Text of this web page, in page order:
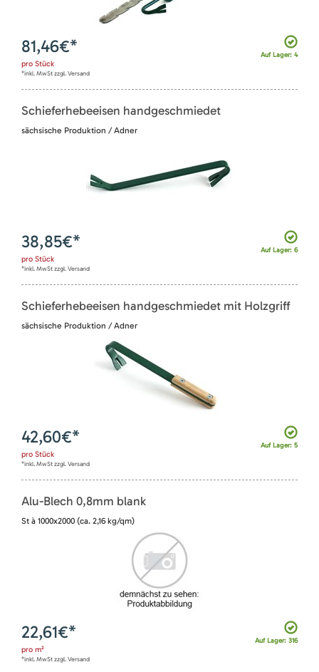
Auf Lager: 4
81,46€*
pro Stück
*inkl. MwSt zzgl. Versand
Schieferhebeeisen handgeschmiedet
sächsische Produktion / Adner
Auf Lager: 6
38,85€*
pro Stück
*inkl. MwSt zzgl. Versand
Schieferhebeeisen handgeschmiedet mit Holzgriff
sächsische Produktion / Adner
Auf Lager: 5
42,60€*
pro Stück
*inkl. MwSt zzgl. Versand
Alu-Blech 0,8mm blank
St à 1000x2000 (ca. 2,16 kg/qm)
Auf Lager: 316
22,61€*
pro m²
*inkl. MwSt zzgl. Versand